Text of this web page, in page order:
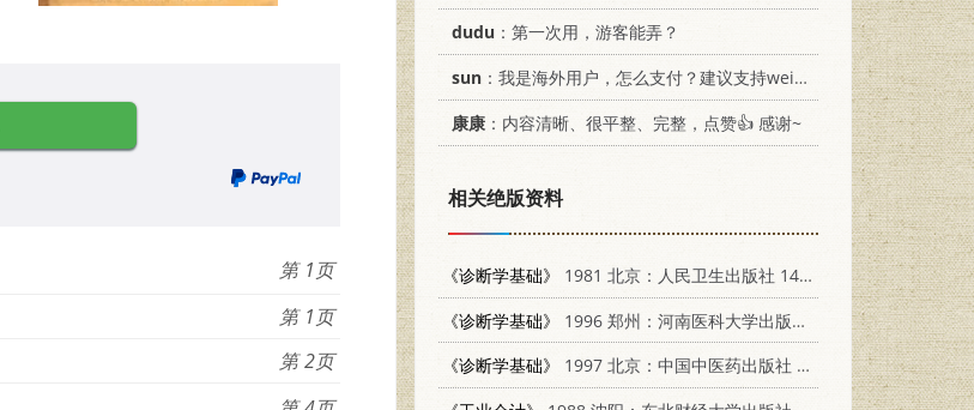
1
1
2
dudu ：第一次用，游客能弄？
sun ：我是海外用户，怎么支付？建议支持weixin支付
康康 ：内容清晰、很平整、完整，点赞👍 感谢~
相关绝版资料
《诊断学基础》
1981 北京：人民卫生出版社 14048·3983
《诊断学基础》
1996 郑州：河南医科大学出版社 7810480758
《诊断学基础》
1997 北京：中国中医药出版社 780089696X